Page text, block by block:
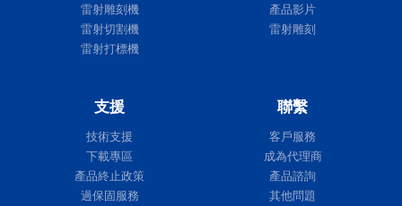
雷射雕刻機
雷射切割機
雷射打標機
產品影片
雷射雕刻
支援
技術支援
下載專區
產品終止政策
過保固服務
聯繫
客戶服務
成為代理商
產品諮詢
其他問題